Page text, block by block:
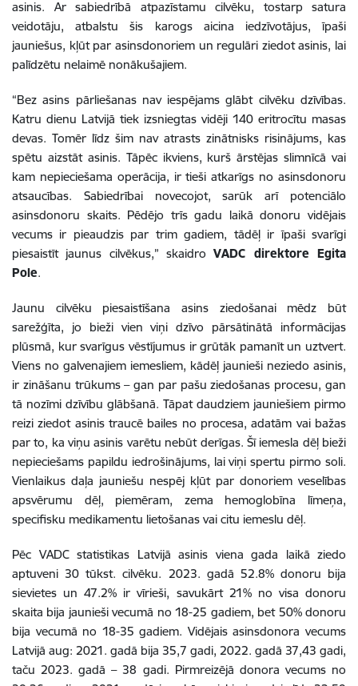
asinis. Ar sabiedrībā atpazīstamu cilvēku, tostarp satura
veidotāju, atbalstu šis karogs aicina iedzīvotājus, īpaši
jauniešus, kļūt par asinsdonoriem un regulāri ziedot asinis, lai
palīdzētu nelaimē nonākušajiem.
“Bez asins pārliešanas nav iespējams glābt cilvēku dzīvības.
Katru dienu Latvijā tiek izsniegtas vidēji 140 eritrocītu masas
devas. Tomēr līdz šim nav atrasts zinātnisks risinājums, kas
spētu aizstāt asinis. Tāpēc ikviens, kurš ārstējas slimnīcā vai
kam nepieciešama operācija, ir tieši atkarīgs no asinsdonoru
atsaucības. Sabiedrībai novecojot, sarūk arī potenciālo
asinsdonoru skaits. Pēdējo trīs gadu laikā donoru vidējais
vecums ir pieaudzis par trim gadiem, tādēļ ir īpaši svarīgi
piesaistīt jaunus cilvēkus,” skaidroVADC direktore Egita
Pole.
Jaunu cilvēku piesaistīšana asins ziedošanai mēdz būt
sarežģīta, jo bieži vien viņi dzīvo pārsātinātā informācijas
plūsmā, kur svarīgus vēstījumus ir grūtāk pamanīt un uztvert.
Viens no galvenajiem iemesliem, kādēļ jaunieši neziedo asinis,
ir zināšanu trūkums – gan par pašu ziedošanas procesu, gan
tā nozīmi dzīvību glābšanā. Tāpat daudziem jauniešiem pirmo
reizi ziedot asinis traucē bailes no procesa, adatām vai bažas
par to, ka viņu asinis varētu nebūt derīgas. Šī iemesla dēļ bieži
nepieciešams papildu iedrošinājums, lai viņi spertu pirmo soli.
Vienlaikus daļa jauniešu nespēj kļūt par donoriem veselības
apsvērumu dēļ, piemēram, zema hemoglobīna līmeņa,
specifisku medikamentu lietošanas vai citu iemeslu dēļ.
Pēc VADC statistikas Latvijā asinis viena gada laikā ziedo
aptuveni 30 tūkst. cilvēku. 2023. gadā 52.8% donoru bija
sievietes un 47.2% ir vīrieši, savukārt 21% no visa donoru
skaita bija jaunieši vecumā no 18-25 gadiem, bet 50% donoru
bija vecumā no 18-35 gadiem. Vidējais asinsdonora vecums
Latvijā aug: 2021. gadā bija 35,7 gadi, 2022. gadā 37,43 gadi,
taču 2023. gadā – 38 gadi. Pirmreizējā donora vecums no